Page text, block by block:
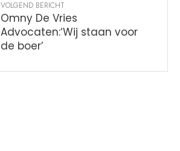
VOLGEND BERICHT
Omny De Vries
Advocaten:‘Wij staan voor
de boer’